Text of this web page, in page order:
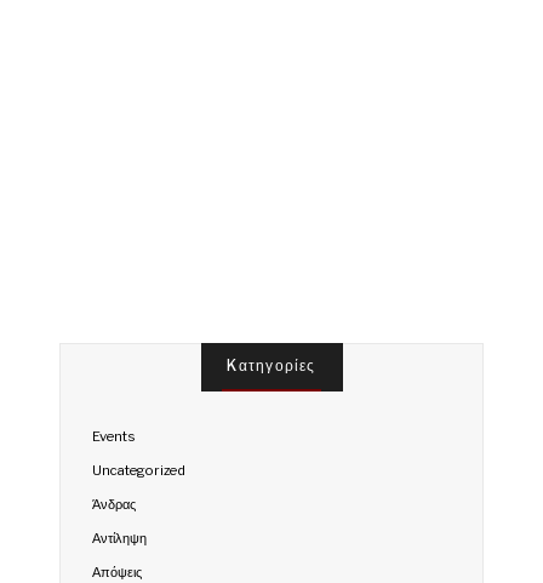
Kατηγορίες
Events
Uncategorized
Άνδρας
Αντίληψη
Απόψεις